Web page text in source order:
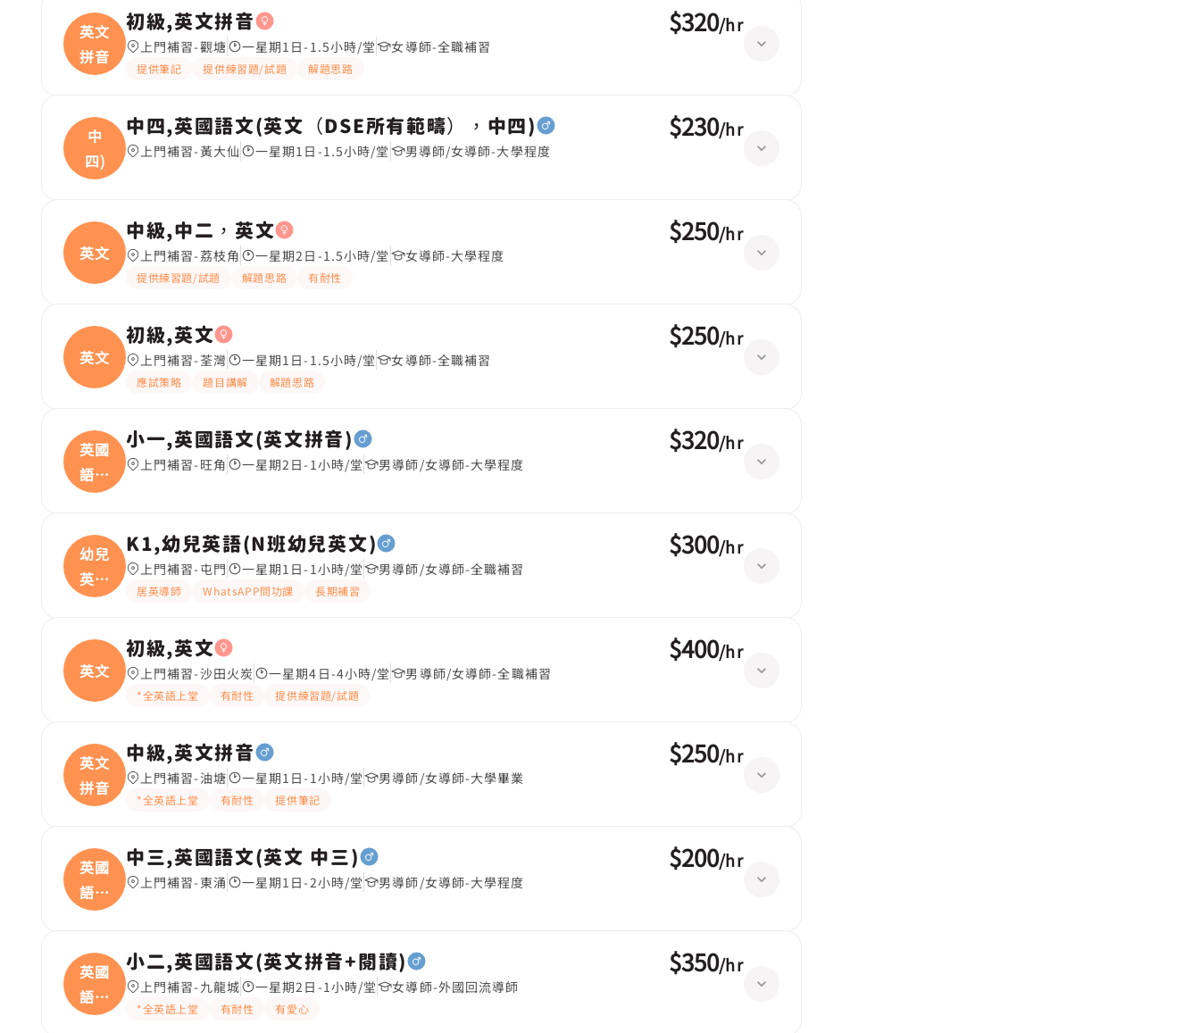
英文
拼音
初級,英文拼音
上門補習-觀塘 一星期1日-1.5小時/堂 女導師-全職補習
提供筆記 提供練習題/試題 解題思路
$320/hr
中
四)
中四,英國語文(英文（DSE所有範疇），中四)
上門補習-黃大仙 一星期1日-1.5小時/堂 男導師/女導師-大學程度
$230/hr
英文
中級,中二，英文
上門補習-荔枝角 一星期2日-1.5小時/堂 女導師-大學程度
提供練習題/試題 解題思路 有耐性
$250/hr
英文
初級,英文
上門補習-荃灣 一星期1日-1.5小時/堂 女導師-全職補習
應試策略 題目講解 解題思路
$250/hr
英國
語文
(
小一,英國語文(英文拼音)
上門補習-旺角 一星期2日-1小時/堂 男導師/女導師-大學程度
$320/hr
幼兒
英語
(
K1,幼兒英語(N班幼兒英文)
上門補習-屯門 一星期1日-1小時/堂 男導師/女導師-全職補習
居英導師 WhatsAPP問功課 長期補習
$300/hr
英文
初級,英文
上門補習-沙田火炭 一星期4日-4小時/堂 男導師/女導師-全職補習
*全英語上堂 有耐性 提供練習題/試題
$400/hr
英文
拼音
中級,英文拼音
上門補習-油塘 一星期1日-1小時/堂 男導師/女導師-大學畢業
*全英語上堂 有耐性 提供筆記
$250/hr
英國
語文
(
中三,英國語文(英文 中三)
上門補習-東涌 一星期1日-2小時/堂 男導師/女導師-大學程度
$200/hr
英國
語文
(
小二,英國語文(英文拼音+閱讀)
上門補習-九龍城 一星期2日-1小時/堂 女導師-外國回流導師
*全英語上堂 有耐性 有愛心
$350/hr